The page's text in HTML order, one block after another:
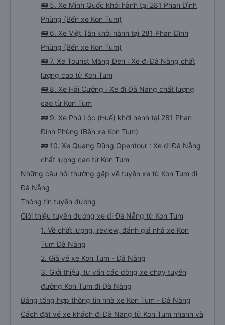
🚌 5. Xe Minh Quốc khởi hành tại 281 Phan Đình
Phùng (Bến xe Kon Tum)
🚌 6. Xe Việt Tân khởi hành tại 281 Phan Đình
Phùng (Bến xe Kon Tum)
🚌 7. Xe Tourist Măng Đen : Xe đi Đà Nẵng chất
lượng cao từ Kon Tum
🚌 8. Xe Hải Cường : Xe đi Đà Nẵng chất lượng
cao từ Kon Tum
🚌 9. Xe Phú Lộc (Huế) khởi hành tại 281 Phan
Đình Phùng (Bến xe Kon Tum)
🚌 10. Xe Quang Dũng Opentour : Xe đi Đà Nẵng
chất lượng cao từ Kon Tum
Những câu hỏi thường gặp về tuyến xe từ Kon Tum đi
Đà Nẵng
Thông tin tuyến đường
Giới thiệu tuyến đường xe đi Đà Nẵng từ Kon Tum
1. Về chất lượng, review, đánh giá nhà xe Kon
Tum Đà Nẵng
2. Giá vé xe Kon Tum - Đà Nẵng
3. Giới thiệu, tư vấn các dòng xe chạy tuyến
đường Kon Tum đi Đà Nẵng
Bảng tổng hợp thông tin nhà xe Kon Tum - Đà Nẵng
Cách đặt vé xe khách đi Đà Nẵng từ Kon Tum nhanh và